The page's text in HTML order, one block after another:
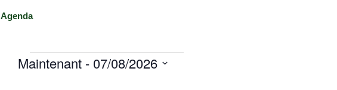
Agenda
Maintenant - 07/08/2026